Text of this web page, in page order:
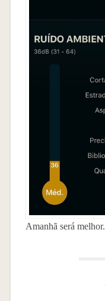
Amanhã será melhor.